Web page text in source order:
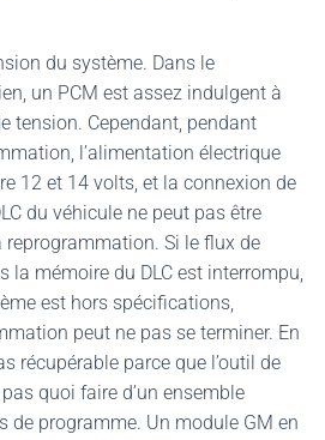
du système. Dans le
un PCM est assez indulgent à
tension. Cependant, pendant
l’alimentation électrique
12 et 14 volts, et la connexion de
du véhicule ne peut pas être
Si le flux de
la mémoire du DLC est interrompu,
est hors spécifications,
peut ne pas se terminer. En
récupérable parce que l’outil de
quoi faire d’un ensemble
de programme. Un module GM en